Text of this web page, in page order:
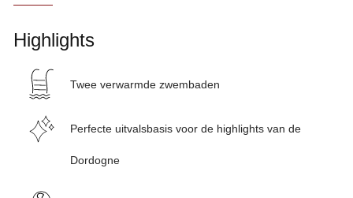
Highlights
Twee verwarmde zwembaden
Perfecte uitvalsbasis voor de highlights van de
Dordogne